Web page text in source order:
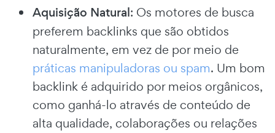
Aquisição Natural: Os motores de busca
preferem backlinks que são obtidos
naturalmente, em vez de por meio de
práticas manipuladoras ou spam. Um bom
backlink é adquirido por meios orgânicos,
como ganhá-lo através de conteúdo de
alta qualidade, colaborações ou relações